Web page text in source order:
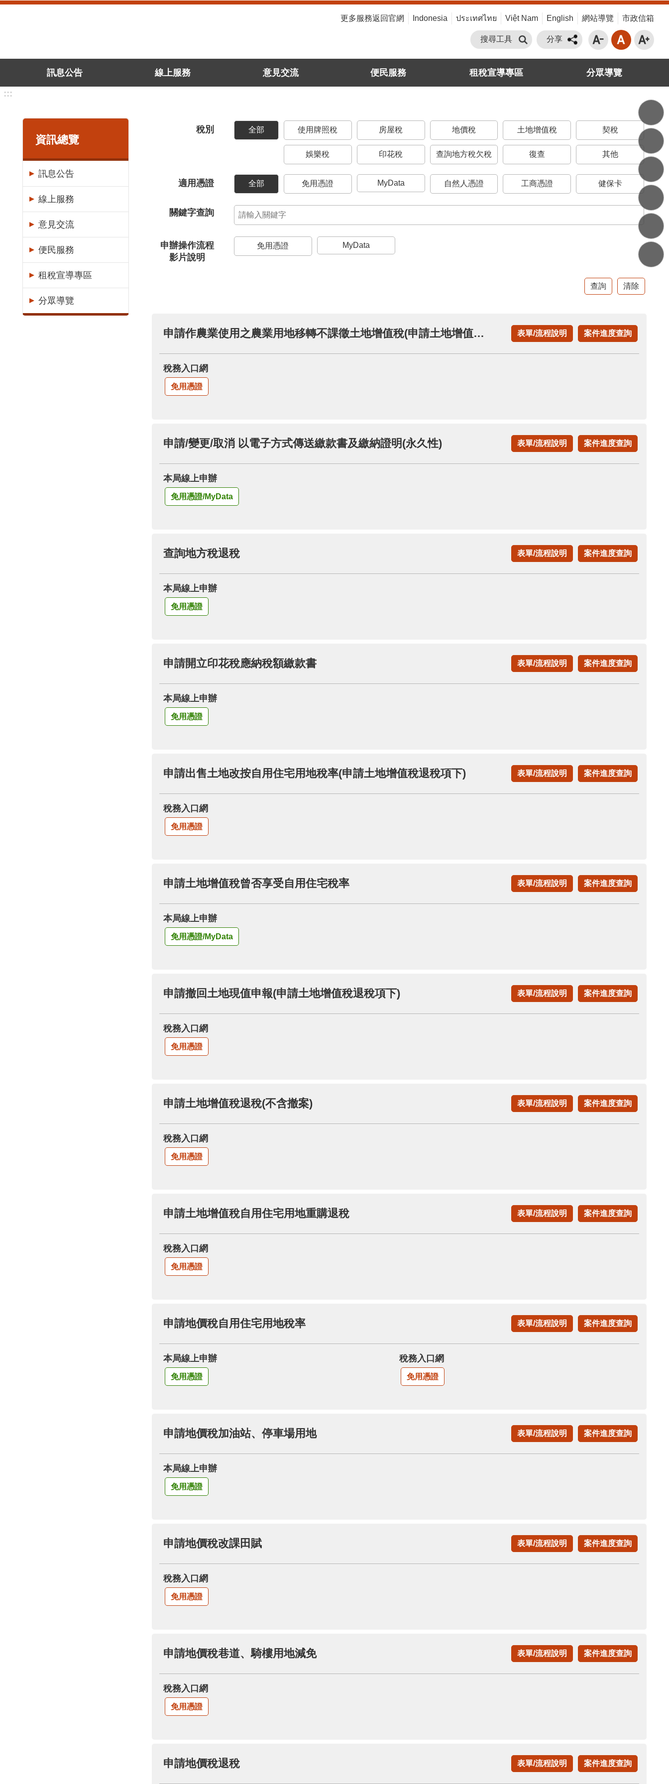
更多服務返回官網 Indonesia ประเทศไทย Việt Nam English 網站導覽 市政信箱
搜尋工具 分享
訊息公告 線上服務 意見交流 便民服務 租稅宣導專區 分眾導覽
:::
資訊總覽
訊息公告
線上服務
意見交流
便民服務
租稅宣導專區
分眾導覽
稅別 全部 使用牌照稅 房屋稅 地價稅 土地增值稅 契稅
娛樂稅 印花稅 查詢地方稅欠稅 復查 其他
適用憑證 全部 免用憑證 MyData 自然人憑證 工商憑證 健保卡
關鍵字查詢
申辦操作流程
影片說明
免用憑證 MyData
申請作農業使用之農業用地移轉不課徵土地增值稅(申請土地增值稅退稅項下) 表單/流程說明 案件進度查詢
稅務入口網
免用憑證
申請/變更/取消 以電子方式傳送繳款書及繳納證明(永久性) 表單/流程說明 案件進度查詢
本局線上申辦
免用憑證/MyData
查詢地方稅退稅 表單/流程說明 案件進度查詢
本局線上申辦
免用憑證
申請開立印花稅應納稅額繳款書 表單/流程說明 案件進度查詢
本局線上申辦
免用憑證
申請出售土地改按自用住宅用地稅率(申請土地增值稅退稅項下) 表單/流程說明 案件進度查詢
稅務入口網
免用憑證
申請土地增值稅曾否享受自用住宅稅率 表單/流程說明 案件進度查詢
本局線上申辦
免用憑證/MyData
申請撤回土地現值申報(申請土地增值稅退稅項下) 表單/流程說明 案件進度查詢
稅務入口網
免用憑證
申請土地增值稅退稅(不含撤案) 表單/流程說明 案件進度查詢
稅務入口網
免用憑證
申請土地增值稅自用住宅用地重購退稅 表單/流程說明 案件進度查詢
稅務入口網
免用憑證
申請地價稅自用住宅用地稅率 表單/流程說明 案件進度查詢
本局線上申辦
免用憑證
稅務入口網
免用憑證
申請地價稅加油站、停車場用地 表單/流程說明 案件進度查詢
本局線上申辦
免用憑證
申請地價稅改課田賦 表單/流程說明 案件進度查詢
稅務入口網
免用憑證
申請地價稅巷道、騎樓用地減免 表單/流程說明 案件進度查詢
稅務入口網
免用憑證
申請地價稅退稅 表單/流程說明 案件進度查詢